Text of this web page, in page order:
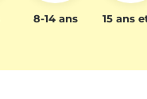
8-14 ans 15 ans